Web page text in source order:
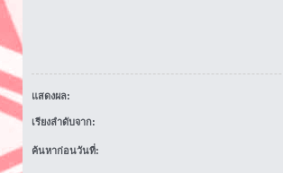
แสดงผล:
เรียงลำดับจาก:
ค้นหาก่อนวันที่: